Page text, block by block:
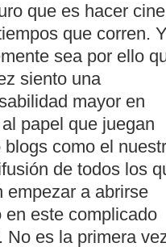
que es hacer cine
que corren. Y
sea por ello
siento una
mayor en
papel que juegan
blogs como el
de todos los
empezar a abrirse
en este complicado
No es la primera